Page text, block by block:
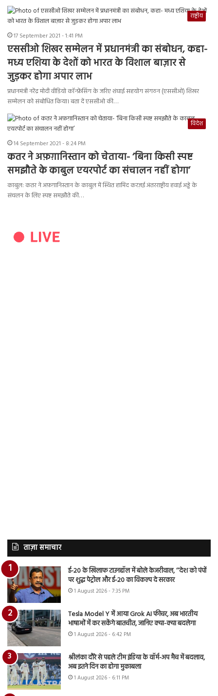
राष्ट्रीय
17 September 2021 - 1:41 PM
एससीओ शिखर सम्मेलन में प्रधानमंत्री का संबोधन, कहा-
मध्य एशिया के देशों को भारत के विशाल बाज़ार से
जुड़कर होगा अपार लाभ
प्रधानमंत्री नरेंद्र मोदी वीडियो कॉन्फ्रेंसिंग के जरिए शंघाई सहयोग संगठन (एससीओ) शिखर
सम्मेलन को संबोधित किया। बता दें एससीओ की…
विदेश
14 September 2021 - 8:24 PM
कतर ने अफ़ग़ानिस्तान को चेताया- ‘बिना किसी स्पष्ट
समझौते के काबुल एयरपोर्ट का संचालन नहीं होगा’
काबुल: कतर ने अफ़ग़ानिस्तान के काबुल में स्थित हामिद करज़ई अंतरराष्ट्रीय हवाई अड्डे के
संचलन के लिए स्पष्ट समझौते की…
ताज़ा समाचार
ई-20 के खिलाफ टाउनहॉल में बोले केजरीवाल, ‘‘देश को पंपों
पर शुद्ध पेट्रोल और ई-20 का विकल्प दे सरकार
1 August 2026 - 7:35 PM
Tesla Model Y में आया Grok AI फीचर, अब भारतीय
भाषाओं में कर सकेंगे बातचीत, जानिए क्या-क्या बदलेगा
1 August 2026 - 6:42 PM
श्रीलंका दौरे से पहले टीम इंडिया के वॉर्म-अप मैच में बदलाव,
अब इतने दिन का होगा मुकाबला
1 August 2026 - 6:11 PM